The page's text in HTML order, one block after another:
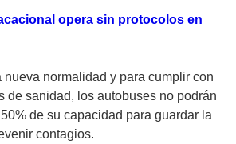
opera sin protocolos en
nueva normalidad y para cumplir con
de sanidad, los autobuses no podrán
de su capacidad para guardar la
contagios.